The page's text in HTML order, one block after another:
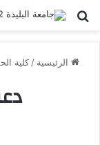
بحث عن
الرئيسية / كلية